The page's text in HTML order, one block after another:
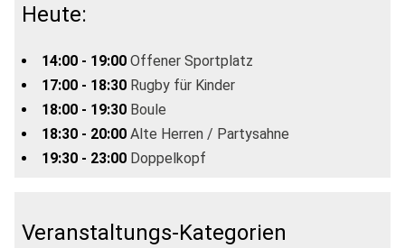
Heute:
14:00 - 19:00 Offener Sportplatz
17:00 - 18:30 Rugby für Kinder
18:00 - 19:30 Boule
18:30 - 20:00 Alte Herren / Partysahne
19:30 - 23:00 Doppelkopf
Veranstaltungs-Kategorien